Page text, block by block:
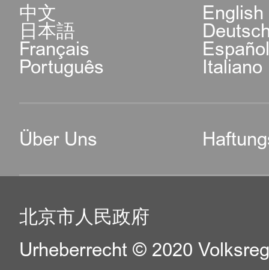
中文 English
日本語
Français
Português Italiano
Über Uns
北京市人民政府
Urheberrecht © 2020